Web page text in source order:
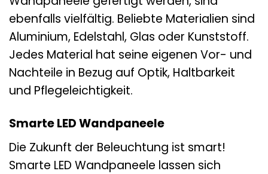
ebenfalls vielfältig. Beliebte Materialien sind
Aluminium, Edelstahl, Glas oder Kunststoff.
Jedes Material hat seine eigenen Vor- und
Nachteile in Bezug auf Optik, Haltbarkeit
und Pflegeleichtigkeit.
Smarte LED Wandpaneele
Die Zukunft der Beleuchtung ist smart!
Smarte LED Wandpaneele lassen sich